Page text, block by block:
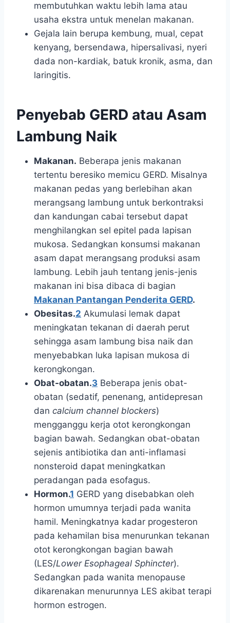
membutuhkan waktu lebih lama atau
usaha ekstra untuk menelan makanan.
Gejala lain berupa kembung, mual, cepat
kenyang, bersendawa, hipersalivasi, nyeri
dada non-kardiak, batuk kronik, asma, dan
laringitis.
Penyebab GERD atau Asam
Lambung Naik
Makanan. Beberapa jenis makanan
tertentu beresiko memicu GERD. Misalnya
makanan pedas yang berlebihan akan
merangsang lambung untuk berkontraksi
dan kandungan cabai tersebut dapat
menghilangkan sel epitel pada lapisan
mukosa. Sedangkan konsumsi makanan
asam dapat merangsang produksi asam
lambung. Lebih jauh tentang jenis-jenis
makanan ini bisa dibaca di bagian
Makanan Pantangan Penderita GERD.
Obesitas.2 Akumulasi lemak dapat
meningkatan tekanan di daerah perut
sehingga asam lambung bisa naik dan
menyebabkan luka lapisan mukosa di
kerongkongan.
Obat-obatan.3 Beberapa jenis obat-
obatan (sedatif, penenang, antidepresan
dan calcium channel blockers)
mengganggu kerja otot kerongkongan
bagian bawah. Sedangkan obat-obatan
sejenis antibiotika dan anti-inflamasi
nonsteroid dapat meningkatkan
peradangan pada esofagus.
Hormon.1 GERD yang disebabkan oleh
hormon umumnya terjadi pada wanita
hamil. Meningkatnya kadar progesteron
pada kehamilan bisa menurunkan tekanan
otot kerongkongan bagian bawah
(LES/Lower Esophageal Sphincter).
Sedangkan pada wanita menopause
dikarenakan menurunnya LES akibat terapi
hormon estrogen.